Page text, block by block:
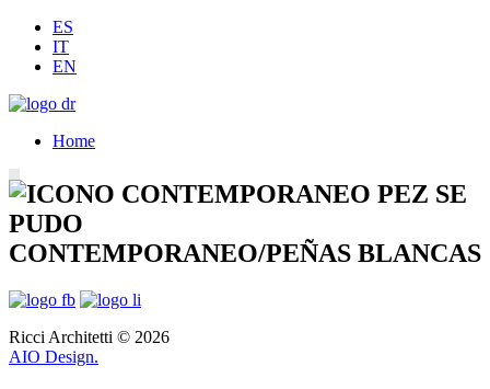
ES
IT
EN
Home
CONTEMPORANEO/PEÑAS BLANCAS
Ricci Architetti © 2026
AIO Design.